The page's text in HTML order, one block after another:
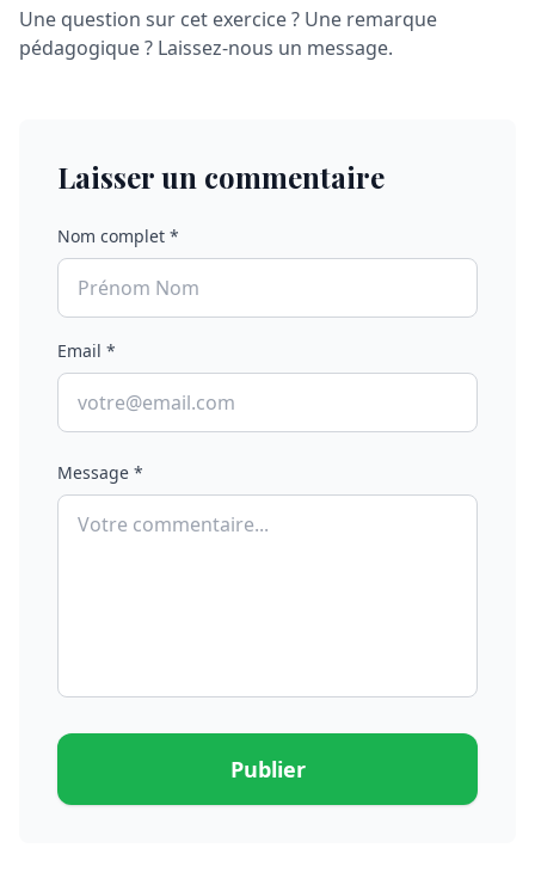
Une question sur cet exercice ? Une remarque
pédagogique ? Laissez-nous un message.
Laisser un commentaire
Nom complet *
Email *
Message *
Publier